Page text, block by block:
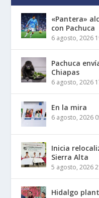
«Pantera»
con Pachuca
6 agosto, 2026
Pachuca
Chiapas
6 agosto, 2026
En la mira
6 agosto, 2026
Inicia
Sierra Alta
5 agosto, 2026
Hidalgo